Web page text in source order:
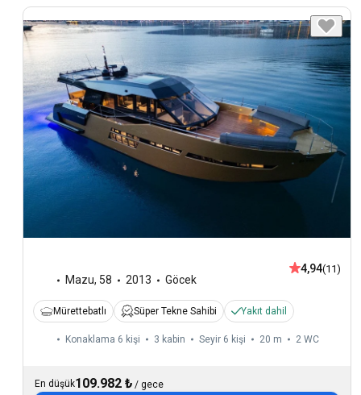
Mazu, 58 2013 Göcek
4,94(11)
Mürettebatlı Süper Tekne Sahibi Yakıt dahil
Konaklama 6 kişi 3 kabin Seyir 6 kişi 20 m 2 WC
En düşük109.982 ₺ / gece